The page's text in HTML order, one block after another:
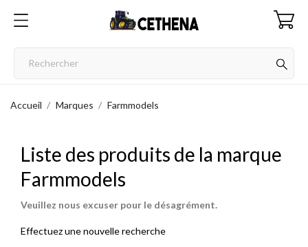
Accueil Marques Farmmodels
Liste des produits de la marque
Farmmodels
Veuillez nous excuser pour le désagrément.
Effectuez une nouvelle recherche